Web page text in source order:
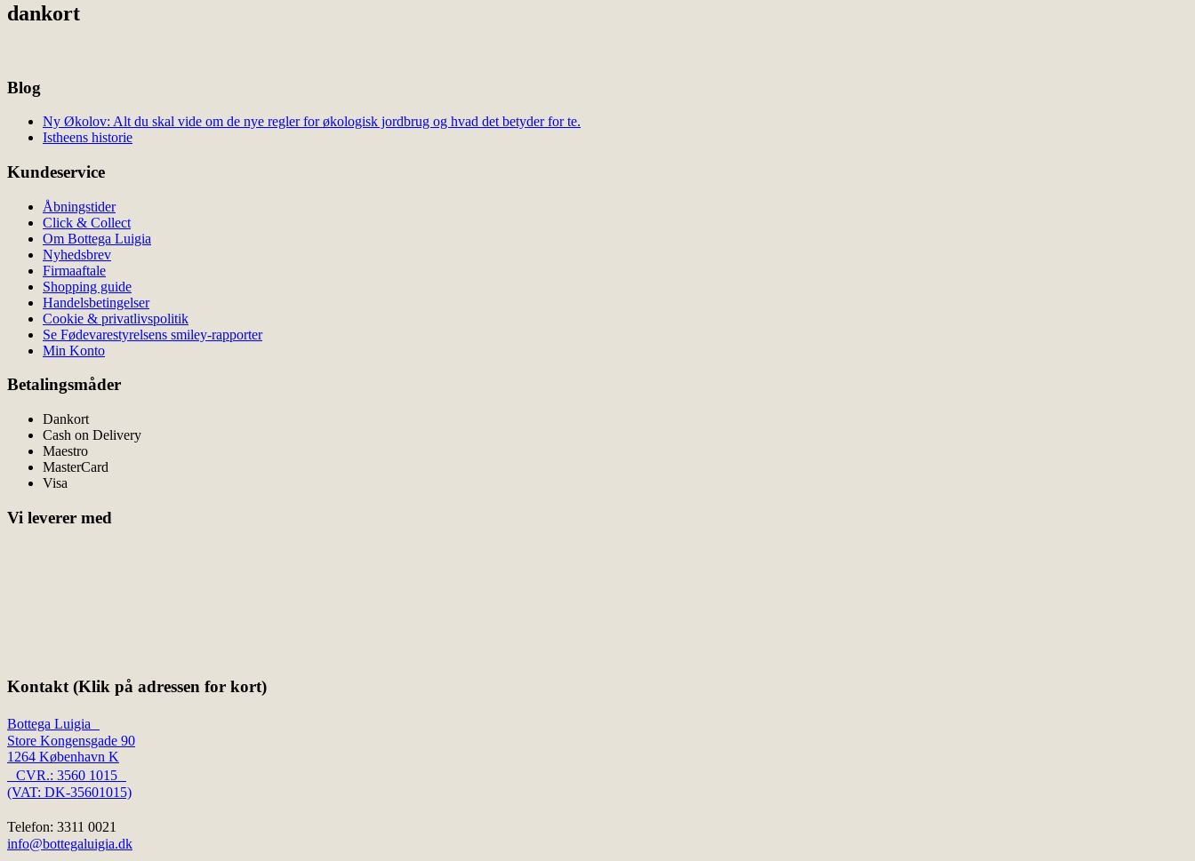
dankort
Blog
Ny Økolov: Alt du skal vide om de nye regler for økologisk jordbrug og hvad det betyder for te.
Istheens historie
Kundeservice
Åbningstider
Click & Collect
Om Bottega Luigia
Nyhedsbrev
Firmaaftale
Shopping guide
Handelsbetingelser
Cookie & privatlivspolitik
Se Fødevarestyrelsens smiley-rapporter
Min Konto
Betalingsmåder
Dankort
Cash on Delivery
Maestro
MasterCard
Visa
Vi leverer med
Kontakt (Klik på adressen for kort)
Bottega Luigia
Store Kongensgade 90
1264 København K
CVR.: 3560 1015
(VAT: DK-35601015)
Telefon: 3311 0021
info@bottegaluigia.dk